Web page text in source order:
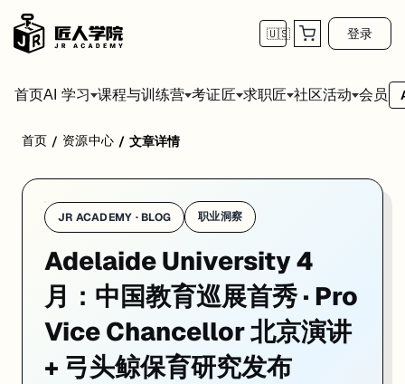
🇺🇸 登录
首页AI 学习 课程与训练营 考证匠 求职匠 社区活动 会员
学校：阿德莱德大学 / University of Adelaide
Adelaide University 4 月 10–20 日首次以合并后新品牌亮相中国
01. Adelaide University 首亮相中国教育巡展
：Adelaide University 4 月 10–20 日首次携合并后新品牌亮相
Adelaide University 4 月 10–20 日出现在中国最重要的两个国际教育
副校长级别亲赴北京主旨演讲不是常规动作。这一举动说明学校管理
目前面向国际学生开放的主要奖学金路径：Adelaide Global
首页 / 资源中心 / 文章详情
JR ACADEMY · BLOG 职业洞察
Adelaide University 4
月：中国教育巡展首秀 · Pro
Vice Chancellor 北京演讲
+ 弓头鲸保育研究发布